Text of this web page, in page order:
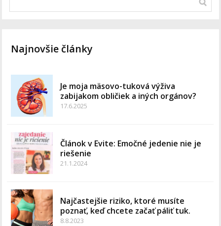
Najnovšie články
Je moja mäsovo-tuková výživa
zabijakom obličiek a iných orgánov?
17.6.2025
Článok v Evite: Emočné jedenie nie je
riešenie
21.1.2024
Najčastejšie riziko, ktoré musíte
poznať, keď chcete začať páliť tuk.
8.8.2023